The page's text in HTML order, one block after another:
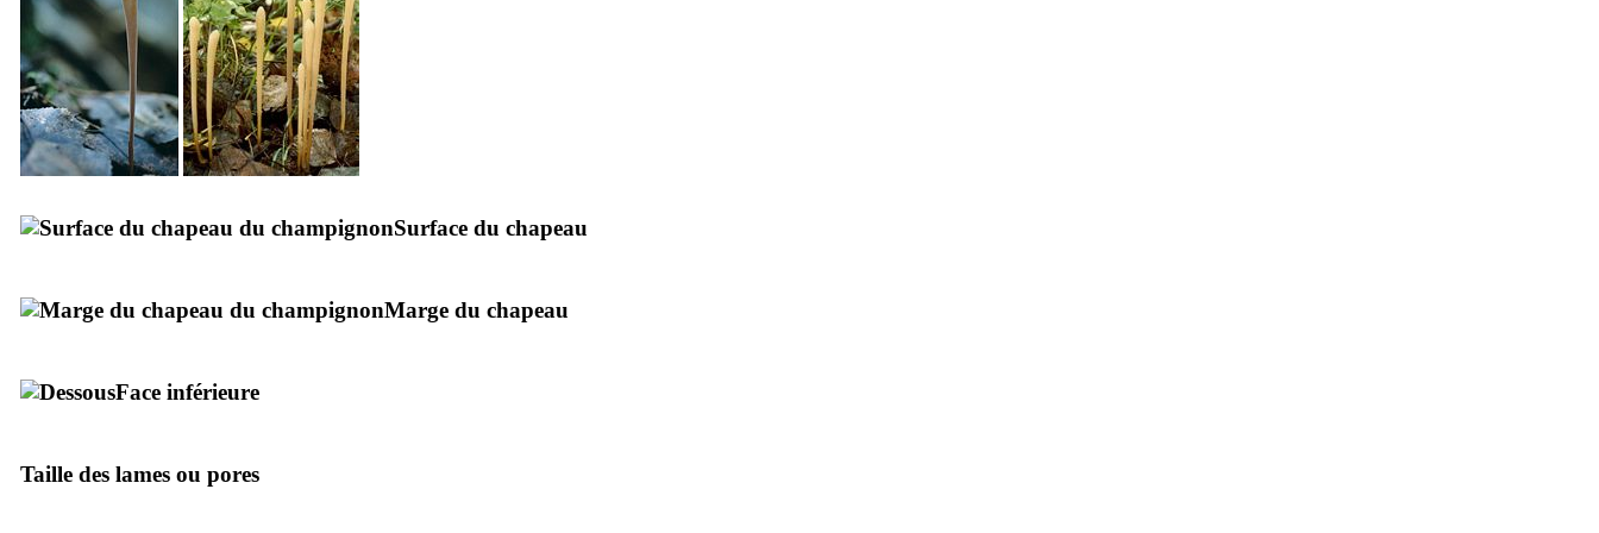
Surface du chapeau
Marge du chapeau
Face inférieure
Taille des lames ou pores